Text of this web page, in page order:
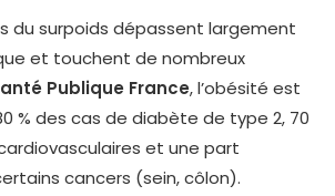
du surpoids dépassent largement
et touchent de nombreux
Publique France, l’obésité est
% des cas de diabète de type 2, 70
et une part
cancers (sein, côlon).